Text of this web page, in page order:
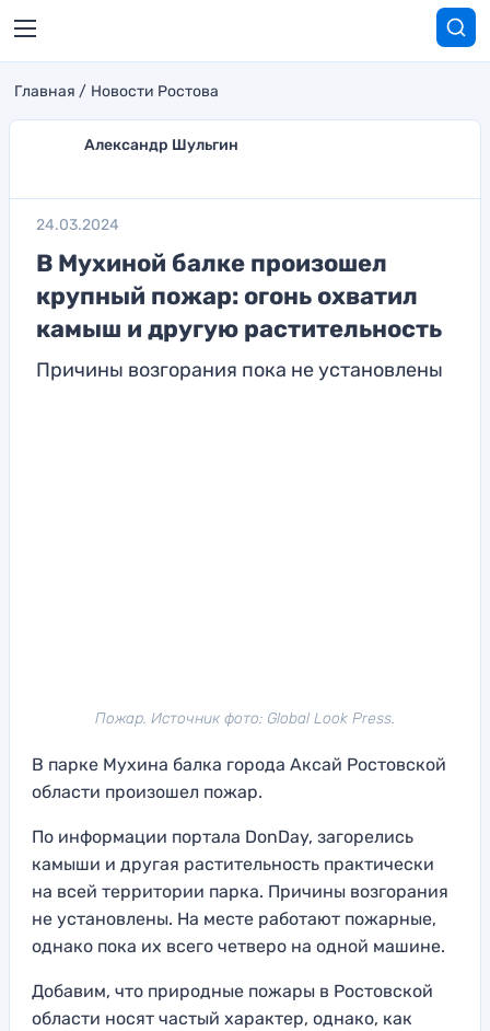
Главная Новости Ростова
Александр Шульгин
24.03.2024
В Мухиной балке произошел
крупный пожар: огонь охватил
камыш и другую растительность
Причины возгорания пока не установлены
Пожар. Источник фото: Global Look Press.
В парке Мухина балка города Аксай Ростовской
области произошел пожар.
По информации портала DonDay, загорелись
камыши и другая растительность практически
на всей территории парка. Причины возгорания
не установлены. На месте работают пожарные,
однако пока их всего четверо на одной машине.
Добавим, что природные пожары в Ростовской
области носят частый характер, однако, как